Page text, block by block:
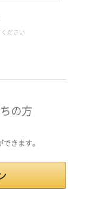
ださい
の方
きます。